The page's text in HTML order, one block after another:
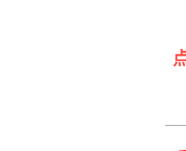
蝶》；盛壮红
戏鸢》；高级
产品最大特点